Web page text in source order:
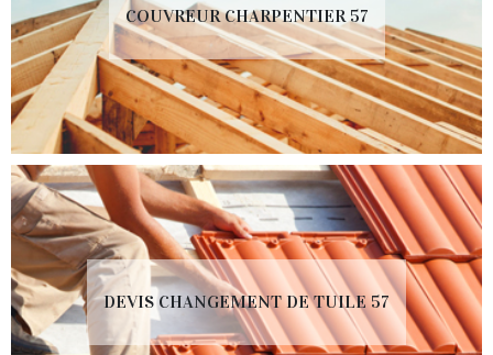
COUVREUR CHARPENTIER 57
DEVIS CHANGEMENT DE TUILE 57